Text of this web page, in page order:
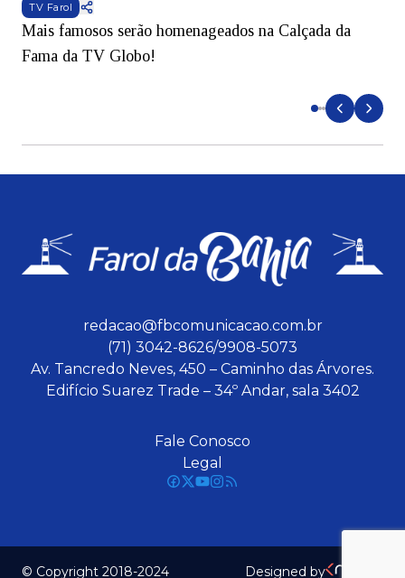
TV Farol
Mais famosos serão homenageados na Calçada da
Fama da TV Globo!
redacao@fbcomunicacao.com.br
(71) 3042-8626/9908-5073
Av. Tancredo Neves, 450 – Caminho das Árvores.
Edifício Suarez Trade – 34º Andar, sala 3402
Fale Conosco
Legal
© Copyright 2018-2024 Designed by